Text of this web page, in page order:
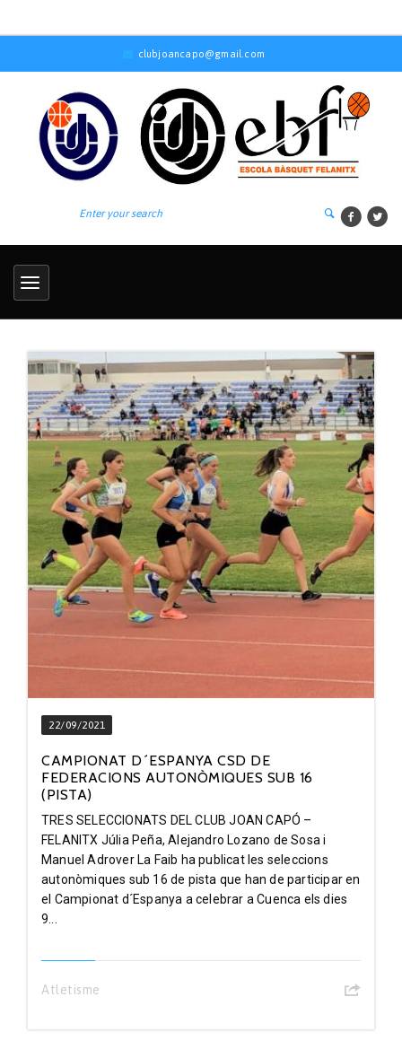
clubjoancapo@gmail.com
22/09/2021
CAMPIONAT D´ESPANYA CSD DE
FEDERACIONS AUTONÒMIQUES SUB 16
(PISTA)
TRES SELECCIONATS DEL CLUB JOAN CAPÓ –
FELANITX Júlia Peña, Alejandro Lozano de Sosa i
Manuel Adrover La Faib ha publicat les seleccions
autonòmiques sub 16 de pista que han de participar en
el Campionat d´Espanya a celebrar a Cuenca els dies
9...
Atletisme